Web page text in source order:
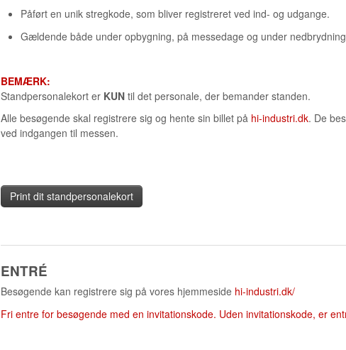
Påført en unik stregkode, som bliver registreret ved ind- og udgange.
Gældende både under opbygning, på messedage og under
BEMÆRK:
Standpersonalekort er KUN til det personale, der bemander standen.
Alle besøgende skal registrere sig og hente sin billet på hi-industri.dk. De
ved indgangen til messen.
Print dit standpersonalekort
ENTRÉ
Besøgende kan registrere sig på vores hjemmeside hi-industri.dk/
Fri entre for besøgende med en invitationskode. Uden invitationskode, er